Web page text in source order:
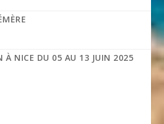
À NICE DU 05 AU 13 JUIN 2025